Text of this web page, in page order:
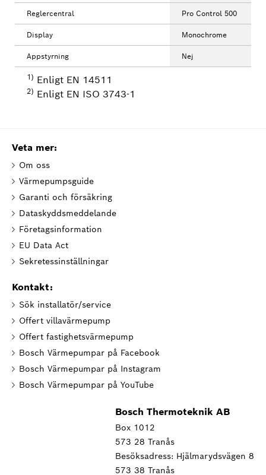
Reglercentral Pro Control 500
Display Monochrome
Appstyrning Nej
1) Enligt EN 14511
2) Enligt EN ISO 3743-1
Veta mer:
Om oss
Värmepumpsguide
Garanti och försäkring
Dataskyddsmeddelande
Företagsinformation
EU Data Act
Sekretessinställningar
Kontakt:
Sök installatör/service
Offert villavärmepump
Offert fastighetsvärmepump
Bosch Värmepumpar på Facebook
Bosch Värmepumpar på Instagram
Bosch Värmepumpar på YouTube
Bosch Thermoteknik AB
Box 1012
573 28 Tranås
Besöksadress: Hjälmarydsvägen 8
573 38 Tranås